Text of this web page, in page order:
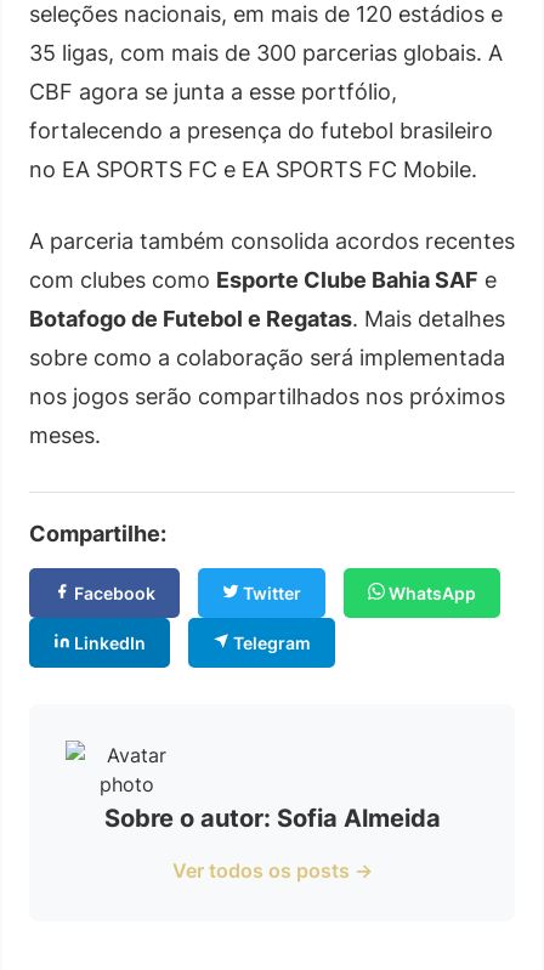
seleções nacionais, em mais de 120 estádios e
35 ligas, com mais de 300 parcerias globais. A
CBF agora se junta a esse portfólio,
fortalecendo a presença do futebol brasileiro
no EA SPORTS FC e EA SPORTS FC Mobile.
A parceria também consolida acordos recentes
com clubes como Esporte Clube Bahia SAF e
Botafogo de Futebol e Regatas. Mais detalhes
sobre como a colaboração será implementada
nos jogos serão compartilhados nos próximos
meses.
Compartilhe:
Facebook Twitter WhatsApp
LinkedIn Telegram
Sobre o autor: Sofia Almeida
Ver todos os posts →